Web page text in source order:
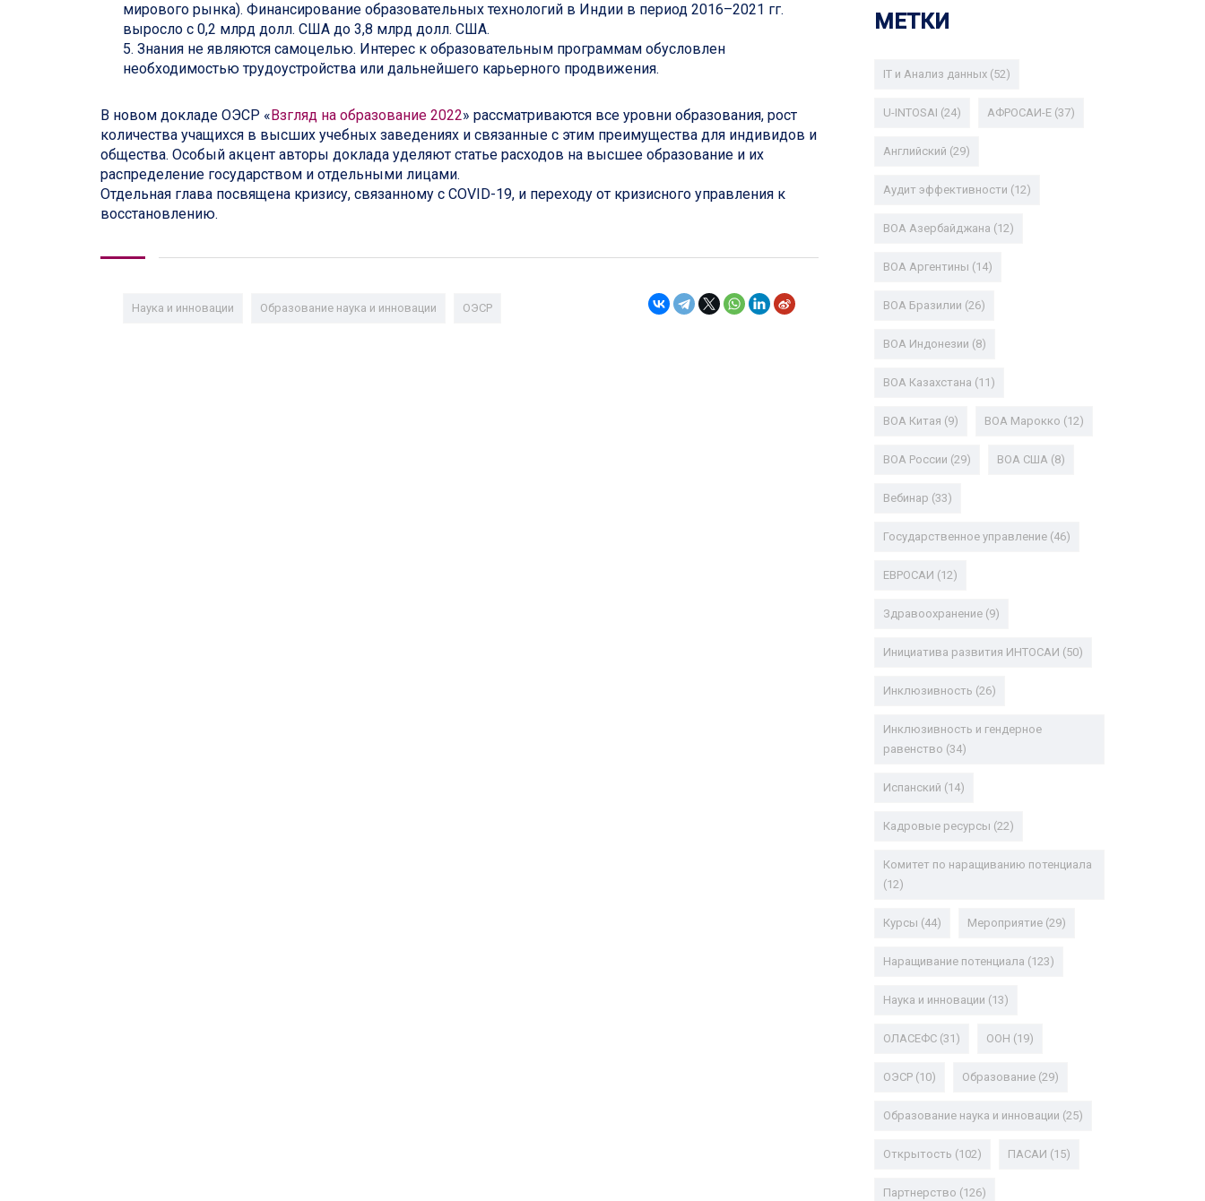
мирового рынка). Финансирование образовательных технологий в Индии в период 2016–2021 гг.
выросло с 0,2 млрд долл. США до 3,8 млрд долл. США.
5. Знания не являются самоцелью. Интерес к образовательным программам обусловлен
необходимостью трудоустройства или дальнейшего карьерного продвижения.
В новом докладе ОЭСР «Взгляд на образование 2022» рассматриваются все уровни образования, рост
количества учащихся в высших учебных заведениях и связанные с этим преимущества для индивидов и
общества. Особый акцент авторы доклада уделяют статье расходов на высшее образование и их
распределение государством и отдельными лицами.
Отдельная глава посвящена кризису, связанному с COVID-19, и переходу от кризисного управления к
восстановлению.
Наука и инновации Образование наука и инновации ОЭСР
МЕТКИ
IT и Анализ данных(52)
U-INTOSAI (24) АФРОСАИ-E(37)
Английский (29)
Аудит эффективности (12)
ВОА Азербайджана (12)
ВОА Аргентины (14)
ВОА Бразилии (26)
ВОА Индонезии (8)
ВОА Казахстана (11)
ВОА Китая (9) ВОА Марокко (12)
ВОА России (29) ВОА США (8)
Вебинар (33)
Государственное управление(46)
ЕВРОСАИ (12)
Здравоохранение(9)
Инициатива развития ИНТОСАИ (50)
Инклюзивность (26)
Инклюзивность и гендерное
равенство (34)
Испанский (14)
Кадровые ресурсы (22)
Комитет по наращиванию потенциала
(12)
Курсы (44) Мероприятие(29)
Наращивание потенциала (123)
Наука и инновации (13)
ОЛАСЕФС(31) ООН (19)
ОЭСР(10) Образование(29)
Образование наука и инновации (25)
Открытость (102) ПАСАИ (15)
Партнерство (126)